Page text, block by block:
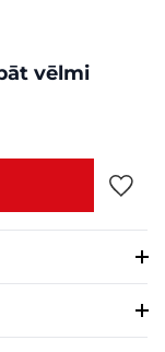
vēlmi